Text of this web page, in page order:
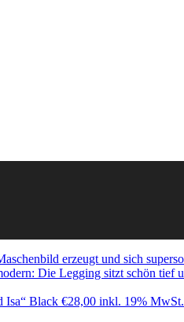
Isa“ Black €28,00 inkl. 19% MwSt.